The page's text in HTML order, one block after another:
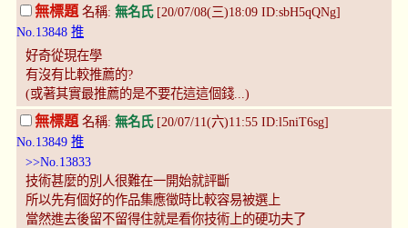
無標題 名稱: 無名氏[20/07/08(三)18:09 ID:sbH5qQNg]
No.13848 推
好奇從現在學
有沒有比較推薦的?
(或著其實最推薦的是不要花這這個錢...)
無標題 名稱: 無名氏[20/07/11(六)11:55 ID:l5niT6sg]
No.13849 推
>>No.13833
技術甚麼的別人很難在一開始就評斷
所以先有個好的作品集應徵時比較容易被選上
當然進去後留不留得住就是看你技術上的硬功夫了